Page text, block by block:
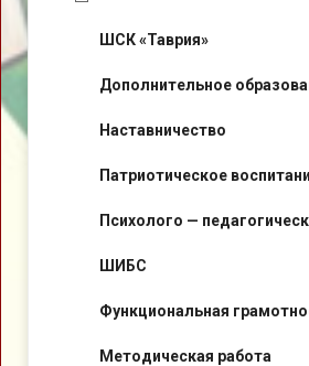
ШСК «Таврия»
Дополнительное
Наставничество
Патриотическое
Психолого —
ШИБС
Функциональная
Методическая работа